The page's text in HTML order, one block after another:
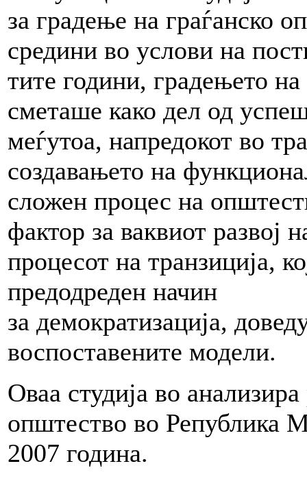
за градење на граѓанско
средини во услови на
тите години, градењето
сметаше како дел од
меѓутоа, напредокот во
создавањето на
сложен процес на
фактор за ваквиот развој
процесот на транзиција,
предодреден начин
за демократизација,
воспоставените модели.
Оваа студија во анализира
општество во Република
2007 година.